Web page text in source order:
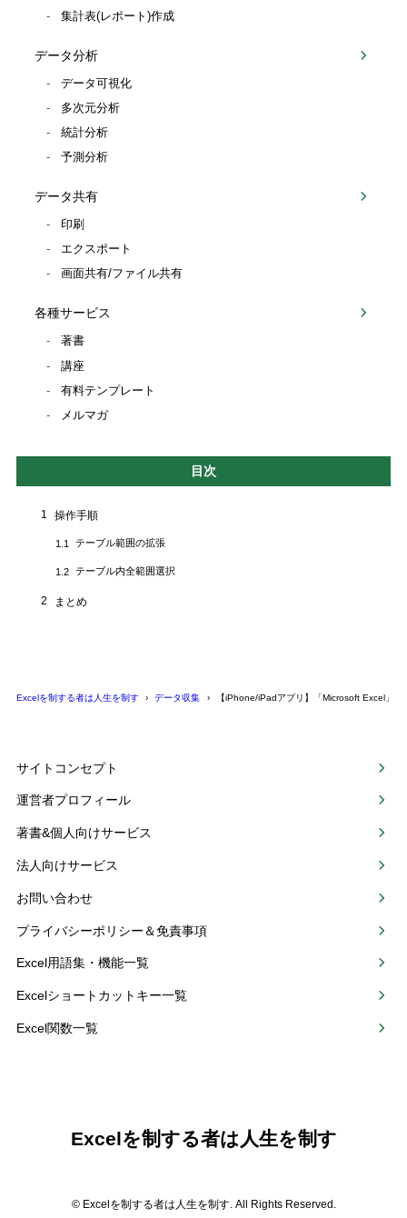
集計表(レポート)作成
データ分析
データ可視化
多次元分析
統計分析
予測分析
データ共有
印刷
エクスポート
画面共有/ファイル共有
各種サービス
著書
講座
有料テンプレート
メルマガ
目次
1 操作手順
1.1 テーブル範囲の拡張
1.2 テーブル内全範囲選択
2 まとめ
Excelを制する者は人生を制す データ収集 【iPhone/iPadアプリ】「Microsoft Excel」
サイトコンセプト
運営者プロフィール
著書&個人向けサービス
法人向けサービス
お問い合わせ
プライバシーポリシー＆免責事項
Excel用語集・機能一覧
Excelショートカットキー一覧
Excel関数一覧
Excelを制する者は人生を制す
© Excelを制する者は人生を制す. All Rights Reserved.